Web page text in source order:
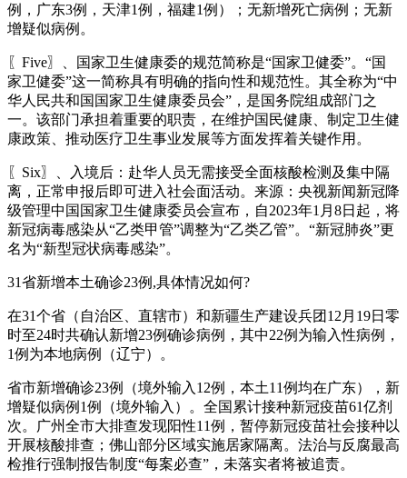
例，广东3例，天津1例，福建1例）；无新增死亡病例；无新
增疑似病例。
〖Five〗、国家卫生健康委的规范简称是“国家卫健委”。“国
家卫健委”这一简称具有明确的指向性和规范性。其全称为“中
华人民共和国国家卫生健康委员会”，是国务院组成部门之
一。该部门承担着重要的职责，在维护国民健康、制定卫生健
康政策、推动医疗卫生事业发展等方面发挥着关键作用。
〖Six〗、入境后：赴华人员无需接受全面核酸检测及集中隔
离，正常申报后即可进入社会面活动。来源：央视新闻新冠降
级管理中国国家卫生健康委员会宣布，自2023年1月8日起，将
新冠病毒感染从“乙类甲管”调整为“乙类乙管”。“新冠肺炎”更
名为“新型冠状病毒感染”。
31省新增本土确诊23例,具体情况如何?
在31个省（自治区、直辖市）和新疆生产建设兵团12月19日零
时至24时共确认新增23例确诊病例，其中22例为输入性病例，
1例为本地病例（辽宁）。
省市新增确诊23例（境外输入12例，本土11例均在广东），新
增疑似病例1例（境外输入）。全国累计接种新冠疫苗61亿剂
次。广州全市大排查发现阳性11例，暂停新冠疫苗社会接种以
开展核酸排查；佛山部分区域实施居家隔离。法治与反腐最高
检推行强制报告制度“每案必查”，未落实者将被追责。